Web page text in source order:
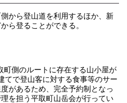
から登山道を利用するほか、新
ら登ることができる。
町側のルートに存在する山小屋が
てで登山客に対する食事等のサー
があるため、完全予約制となっ
を担う平取町山岳会が行ってい